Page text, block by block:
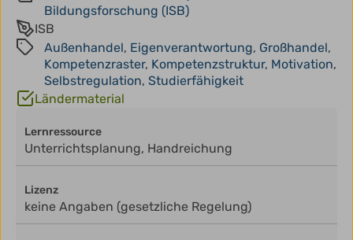
Bildungsforschung (ISB)
ISB
Außenhandel, Eigenverantwortung, Großhandel,
Kompetenzraster, Kompetenzstruktur, Motivation,
Selbstregulation, Studierfähigkeit
Ländermaterial
Lernressource
Unterrichtsplanung, Handreichung
Lizenz
keine Angaben (gesetzliche Regelung)